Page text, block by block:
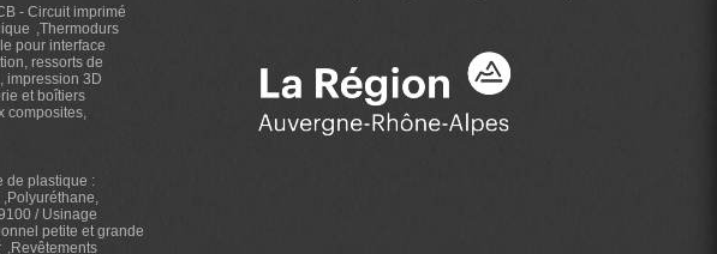
- Circuit imprimé
Thermodurs
pour interface
ressorts de
impression 3D
et boîtiers
composites,
de plastique :
Polyuréthane,
/ Usinage
petite et grande
Revêtements